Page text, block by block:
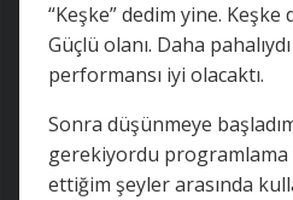
“Keşke” dedim yine. Keşke
Güçlü olanı. Daha
performansı iyi olacaktı.
Sonra düşünmeye
gerekiyordu programlama
ettiğim şeyler arasında